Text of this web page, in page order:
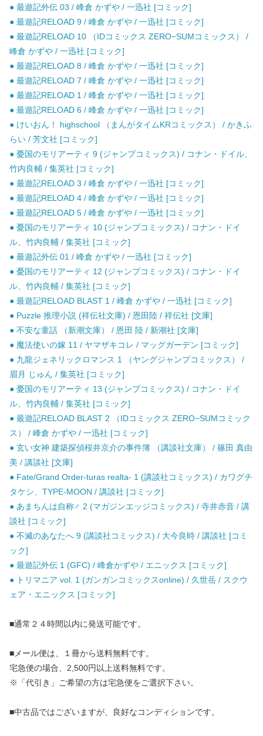
● 最遊記外伝 03 / 峰倉 かずや / 一迅社 [コミック]
● 最遊記RELOAD 9 / 峰倉 かずや / 一迅社 [コミック]
● 最遊記RELOAD 10 （IDコミックス ZERO−SUMコミックス） /
峰倉 かずや / 一迅社 [コミック]
● 最遊記RELOAD 8 / 峰倉 かずや / 一迅社 [コミック]
● 最遊記RELOAD 7 / 峰倉 かずや / 一迅社 [コミック]
● 最遊記RELOAD 1 / 峰倉 かずや / 一迅社 [コミック]
● 最遊記RELOAD 6 / 峰倉 かずや / 一迅社 [コミック]
● けいおん！ highschool （まんがタイムKRコミックス） / かきふ
らい / 芳文社 [コミック]
● 憂国のモリアーティ 9 (ジャンプコミックス) / コナン・ドイル、
竹内良輔 / 集英社 [コミック]
● 最遊記RELOAD 3 / 峰倉 かずや / 一迅社 [コミック]
● 最遊記RELOAD 4 / 峰倉 かずや / 一迅社 [コミック]
● 最遊記RELOAD 5 / 峰倉 かずや / 一迅社 [コミック]
● 憂国のモリアーティ 10 (ジャンプコミックス) / コナン・ドイ
ル、竹内良輔 / 集英社 [コミック]
● 最遊記外伝 01 / 峰倉 かずや / 一迅社 [コミック]
● 憂国のモリアーティ 12 (ジャンプコミックス) / コナン・ドイ
ル、竹内良輔 / 集英社 [コミック]
● 最遊記RELOAD BLAST 1 / 峰倉 かずや / 一迅社 [コミック]
● Puzzle 推理小説 (祥伝社文庫) / 恩田陸 / 祥伝社 [文庫]
● 不安な童話 （新潮文庫） / 恩田 陸 / 新潮社 [文庫]
● 魔法使いの嫁 11 / ヤマザキコレ / マッグガーデン [コミック]
● 九龍ジェネリックロマンス 1 （ヤングジャンプコミックス） /
眉月 じゅん / 集英社 [コミック]
● 憂国のモリアーティ 13 (ジャンプコミックス) / コナン・ドイ
ル、竹内良輔 / 集英社 [コミック]
● 最遊記RELOAD BLAST 2 （IDコミックス ZERO−SUMコミック
ス） / 峰倉 かずや / 一迅社 [コミック]
● 玄い女神 建築探偵桜井京介の事件簿 （講談社文庫） / 篠田 真由
美 / 講談社 [文庫]
● Fate/Grand Order-turas realta- 1 (講談社コミックス) / カワグチ
タケシ、TYPE-MOON / 講談社 [コミック]
● あまちんは自称♂ 2 (マガジンエッジコミックス) / 寺井赤音 / 講
談社 [コミック]
● 不滅のあなたへ 9 (講談社コミックス) / 大今良時 / 講談社 [コミ
ック]
● 最遊記外伝 1 (GFC) / 峰倉かずや / エニックス [コミック]
● トリマニア vol. 1 (ガンガンコミックスonline) / 久世岳 / スクウ
ェア・エニックス [コミック]
■通常２４時間以内に発送可能です。
■メール便は、１冊から送料無料です。
宅急便の場合、2,500円以上送料無料です。
※「代引き」ご希望の方は宅急便をご選択下さい。
■中古品ではございますが、良好なコンディションです。